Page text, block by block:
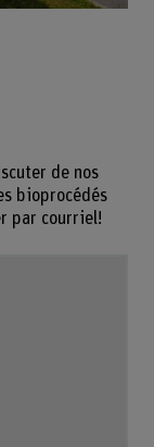
de nos
bioprocédés
par courriel!